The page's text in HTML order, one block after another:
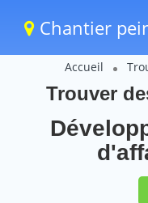
Chantier
Accueil
Trouver